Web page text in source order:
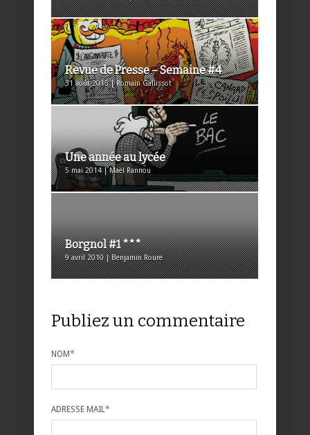
Revue de Presse – Semaine #4
31 août 2015 | Romain Gallissot
Une année au lycée
5 mai 2014 | Maël Rannou
Borgnol #1 ***
9 avril 2010 | Benjamin Roure
Publiez un commentaire
NOM*
ADRESSE MAIL*